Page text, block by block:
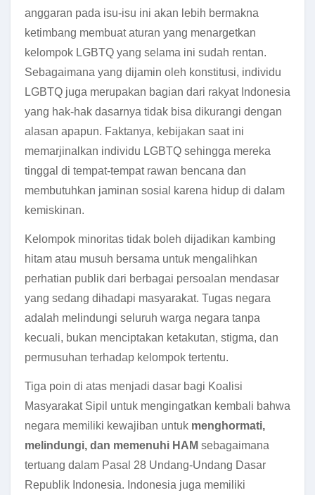
anggaran pada isu-isu ini akan lebih bermakna
ketimbang membuat aturan yang menargetkan
kelompok LGBTQ yang selama ini sudah rentan.
Sebagaimana yang dijamin oleh konstitusi, individu
LGBTQ juga merupakan bagian dari rakyat Indonesia
yang hak-hak dasarnya tidak bisa dikurangi dengan
alasan apapun. Faktanya, kebijakan saat ini
memarjinalkan individu LGBTQ sehingga mereka
tinggal di tempat-tempat rawan bencana dan
membutuhkan jaminan sosial karena hidup di dalam
kemiskinan.
Kelompok minoritas tidak boleh dijadikan kambing
hitam atau musuh bersama untuk mengalihkan
perhatian publik dari berbagai persoalan mendasar
yang sedang dihadapi masyarakat. Tugas negara
adalah melindungi seluruh warga negara tanpa
kecuali, bukan menciptakan ketakutan, stigma, dan
permusuhan terhadap kelompok tertentu.
Tiga poin di atas menjadi dasar bagi Koalisi
Masyarakat Sipil untuk mengingatkan kembali bahwa
negara memiliki kewajiban untuk menghormati,
melindungi, dan memenuhi HAM sebagaimana
tertuang dalam Pasal 28 Undang-Undang Dasar
Republik Indonesia. Indonesia juga memiliki